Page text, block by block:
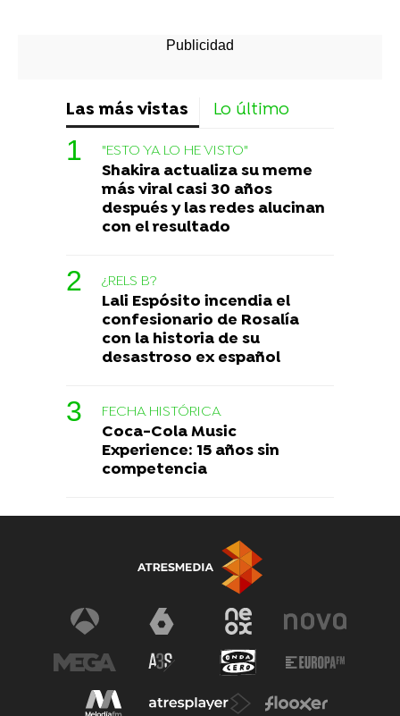
Las más vistas Lo último
"ESTO YA LO HE VISTO"
Shakira actualiza su meme
más viral casi 30 años
después y las redes alucinan
con el resultado
¿RELS B?
Lali Espósito incendia el
confesionario de Rosalía
con la historia de su
desastroso ex español
FECHA HISTÓRICA
Coca-Cola Music
Experience: 15 años sin
competencia